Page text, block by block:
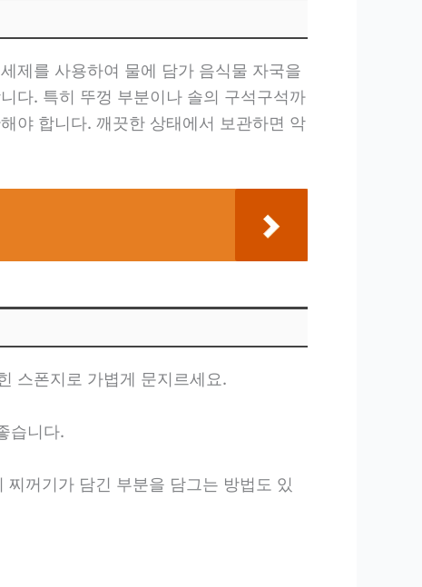
제를 사용하여 물에 담가 음식물 자국을
다. 특히 뚜껑 부분이나 솔의 구석구석까
야 합니다. 깨끗한 상태에서 보관하면 악
스폰지로 가볍게 문지르세요.
습니다.
꺼기가 담긴 부분을 담그는 방법도 있